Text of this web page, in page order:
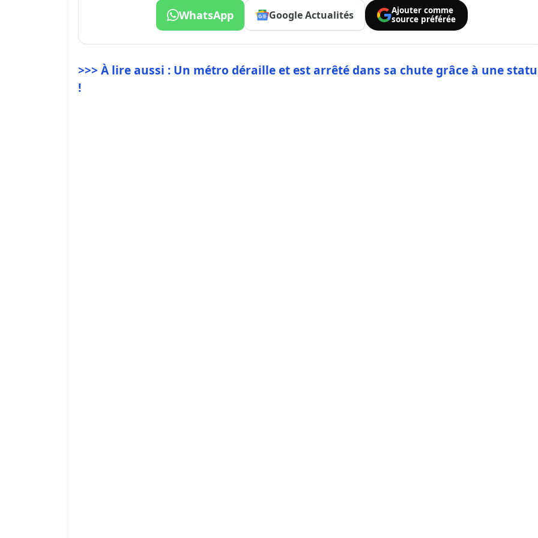
WhatsApp Google Actualités
Ajouter comme
source préférée
>>> À lire aussi : Un métro déraille et est arrêté dans sa chute grâce à une
!